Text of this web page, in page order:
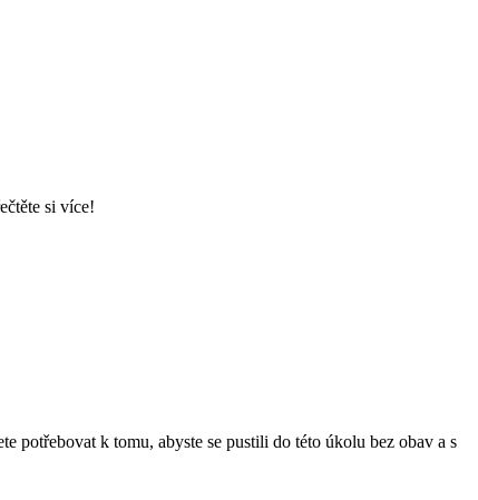
si více!
potřebovat k tomu, abyste se pustili do této úkolu bez obav a s